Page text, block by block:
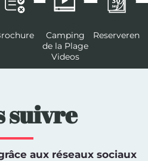
Camping
de la Plage
Videos
Reserveren
suivre
aux réseaux sociaux